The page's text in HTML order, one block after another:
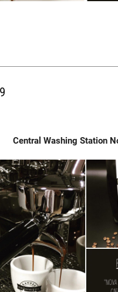
Central Washing Station